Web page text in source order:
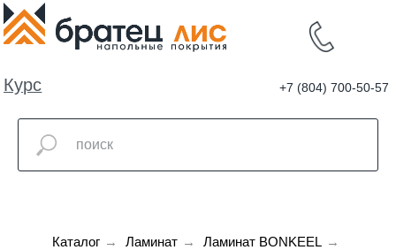
валют
Каталог → Ламинат → Ламинат BONKEEL →